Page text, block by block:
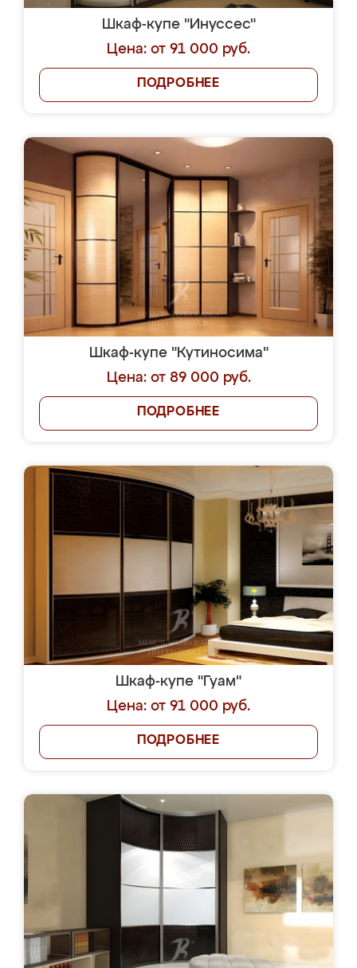
Шкаф-купе "Инуссес"
Цена: от 91 000 руб.
ПОДРОБНЕЕ
Шкаф-купе "Кутиносима"
Цена: от 89 000 руб.
ПОДРОБНЕЕ
Шкаф-купе "Гуам"
Цена: от 91 000 руб.
ПОДРОБНЕЕ